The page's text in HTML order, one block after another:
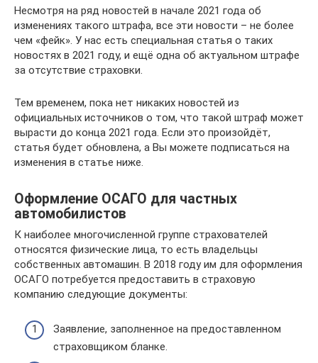
Несмотря на ряд новостей в начале 2021 года об
изменениях такого штрафа, все эти новости – не более
чем «фейк». У нас есть специальная статья о таких
новостях в 2021 году, и ещё одна об актуальном штрафе
за отсутствие страховки.
Тем временем, пока нет никаких новостей из
официальных источников о том, что такой штраф может
вырасти до конца 2021 года. Если это произойдёт,
статья будет обновлена, а Вы можете подписаться на
изменения в статье ниже.
Оформление ОСАГО для частных
автомобилистов
К наиболее многочисленной группе страхователей
относятся физические лица, то есть владельцы
собственных автомашин. В 2018 году им для оформления
ОСАГО потребуется предоставить в страховую
компанию следующие документы:
Заявление, заполненное на предоставленном
страховщиком бланке.